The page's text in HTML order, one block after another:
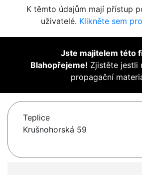
K těmto údajům mají přístup
uživatelé. Klikněte sem
Jste majitelem této
Blahopřejeme! Zjistěte jestli
propagační
Teplice
Krušnohorská 59